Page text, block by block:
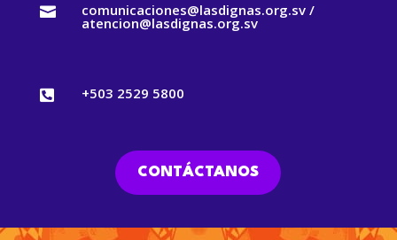
 comunicaciones@lasdignas.org.sv /
atencion@lasdignas.org.sv
 +503 2529 5800
CONTÁCTANOS